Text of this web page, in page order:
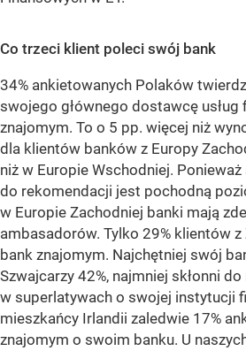
Co trzeci klient poleci swój bank
34% ankietowanych Polaków
swojego głównego dostawcę usług
znajomym. To o 5 pp. więcej niż
dla klientów banków z Europy
niż w Europie Wschodniej. Ponieważ
do rekomendacji jest pochodną
w Europie Zachodniej banki mają
ambasadorów. Tylko 29% klientów
bank znajomym. Najchętniej swój
Szwajcarzy 42%, najmniej skłonni
w superlatywach o swojej instytucji
mieszkańcy Irlandii zaledwie 17%
znajomym o swoim banku. U